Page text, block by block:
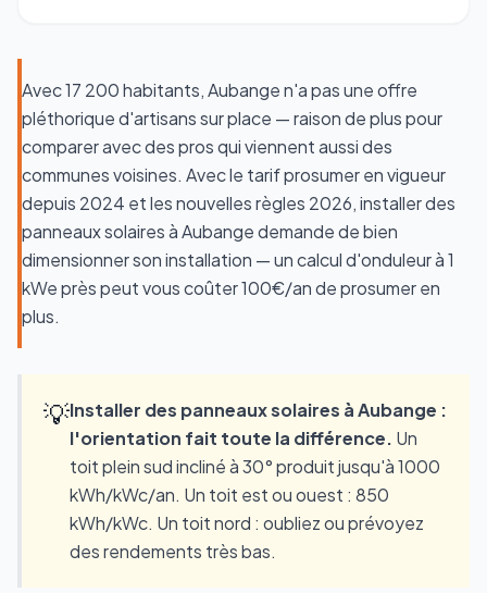
Avec 17 200 habitants, Aubange n'a pas une offre
pléthorique d'artisans sur place — raison de plus pour
comparer avec des pros qui viennent aussi des
communes voisines. Avec le tarif prosumer en vigueur
depuis 2024 et les nouvelles règles 2026, installer des
panneaux solaires à Aubange demande de bien
dimensionner son installation — un calcul d'onduleur à 1
kWe près peut vous coûter 100€/an de prosumer en
plus.
💡Installer des panneaux solaires à Aubange :
l'orientation fait toute la différence. Un
toit plein sud incliné à 30° produit jusqu'à 1000
kWh/kWc/an. Un toit est ou ouest : 850
kWh/kWc. Un toit nord : oubliez ou prévoyez
des rendements très bas.